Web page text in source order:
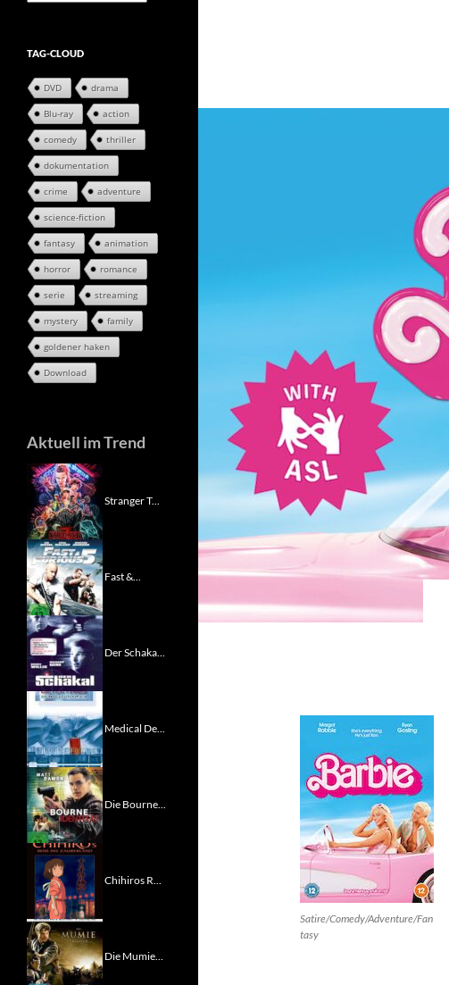
Satire/Comedy/Adventure/Fan
tasy
TAG-CLOUD
DVD drama
Blu-ray action
comedy thriller
dokumentation
crime adventure
science-fiction
fantasy animation
horror romance
serie streaming
mystery family
goldener haken
Download
Aktuell im Trend
Stranger T...
Fast &...
Der Schaka...
Medical De...
Die Bourne...
Chihiros R...
Die Mumie...